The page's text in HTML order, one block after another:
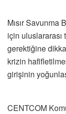
Mısır Savunma
için
gerektiğine
krizin
girişinin
CENTCOM